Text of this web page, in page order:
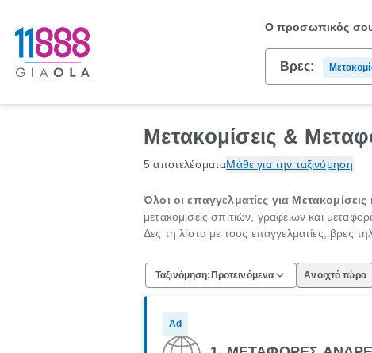
Ο προσωπικός
Βρες:
Μετακομίσεις &
5 αποτελέσματαΜάθε για την ταξινόμηση
Όλοι οι επαγγελματίες για
μετακομίσεις σπιτιών, γραφείων και
Δες τη λίστα με τους επαγγελματίες, βρες
Ταξινόμηση: Προτεινόμενα Ανοιχτό τώρα
Ad